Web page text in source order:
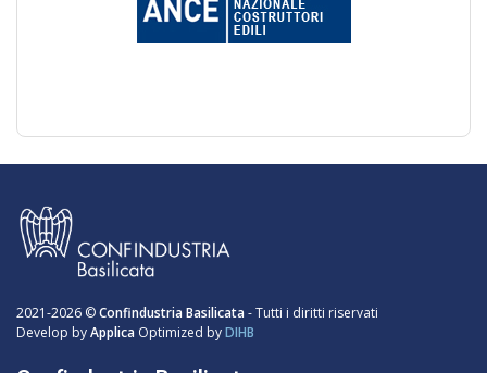
2021-2026 ©Confindustria Basilicata- Tutti i diritti riservati
Develop byApplica Optimized byDIHB